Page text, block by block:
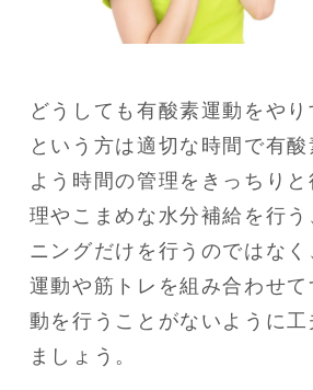
どうしても有酸素運動をや
という方は適切な時間で有
よう時間の管理をきっちり
理やこまめな水分補給を行
ニングだけを行うのではな
運動や筋トレを組み合わせ
動を行うことがないように工
ましょう。